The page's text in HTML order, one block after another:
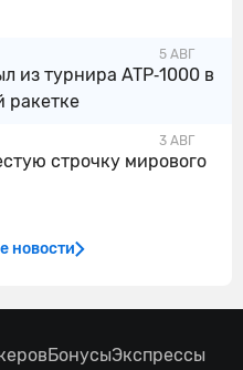
5 АВГ
из турнира ATP‑1000 в
ракетке
3 АВГ
строчку мирового
новости
БонусыЭкспрессы